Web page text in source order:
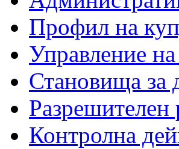
Профил на
Управление
Становища за
Контролна